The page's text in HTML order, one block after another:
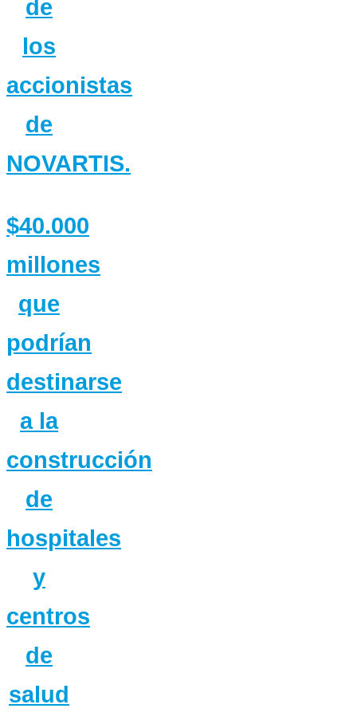
de
los
accionistas
de
NOVARTIS.
$40.000
millones
que
podrían
destinarse
a la
construcción
de
hospitales
y
centros
de
salud